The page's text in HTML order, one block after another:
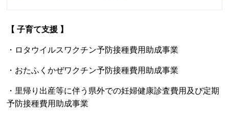
URL／
【子ども医療費助成制度について】
子育て家庭における経済的負担を軽減し、子どもたちが健
やかに成長するため、医療費の助成を行っています。